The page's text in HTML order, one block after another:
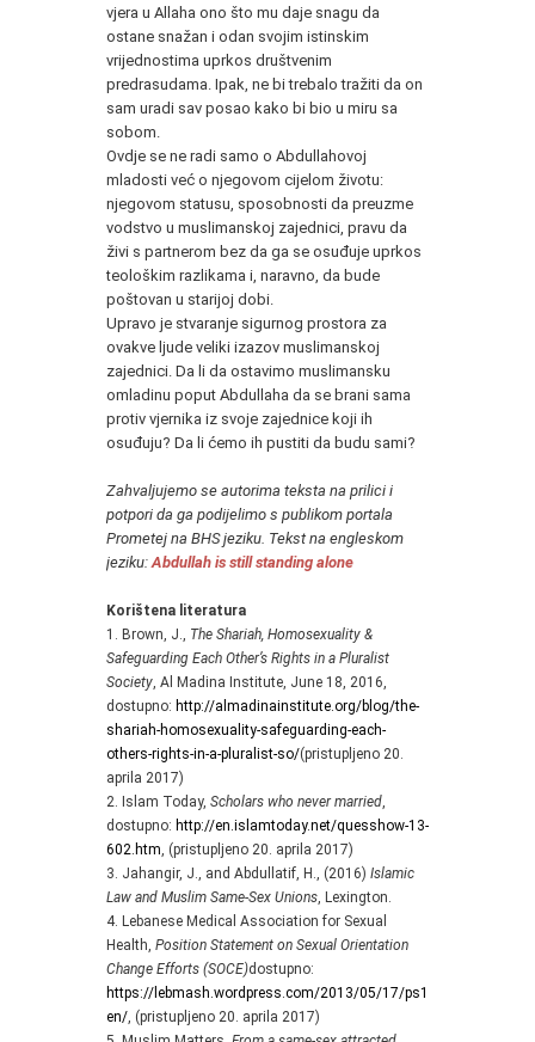
vjera u Allaha ono što mu daje snagu da
ostane snažan i odan svojim istinskim
vrijednostima uprkos društvenim
predrasudama. Ipak, ne bi trebalo tražiti da on
sam uradi sav posao kako bi bio u miru sa
sobom.
Ovdje se ne radi samo o Abdullahovoj
mladosti već o njegovom cijelom životu:
njegovom statusu, sposobnosti da preuzme
vodstvo u muslimanskoj zajednici, pravu da
živi s partnerom bez da ga se osuđuje uprkos
teološkim razlikama i, naravno, da bude
poštovan u starijoj dobi.
Upravo je stvaranje sigurnog prostora za
ovakve ljude veliki izazov muslimanskoj
zajednici. Da li da ostavimo muslimansku
omladinu poput Abdullaha da se brani sama
protiv vjernika iz svoje zajednice koji ih
osuđuju? Da li ćemo ih pustiti da budu sami?
Zahvaljujemo se autorima teksta na prilici i
potpori da ga podijelimo s publikom portala
Prometej na BHS jeziku. Tekst na engleskom
jeziku: Abdullah is still standing alone
Korištena literatura
1. Brown, J., The Shariah, Homosexuality &
Safeguarding Each Other’s Rights in a Pluralist
Society , Al Madina Institute, June 18, 2016,
dostupno: http://almadinainstitute.org/blog/the-
shariah-homosexuality-safeguarding-each-
others-rights-in-a-pluralist-so/(pristupljeno 20.
aprila 2017)
2. Islam Today, Scholars who never married
dostupno: http://en.islamtoday.net/quesshow-13-
602.htm , (pristupljeno 20. aprila 2017)
3. Jahangir, J., and Abdullatif, H., (2016) Islamic
Law and Muslim Same-Sex Unions , Lexington.
4. Lebanese Medical Association for Sexual
Health, Position Statement on Sexual Orientation
Change Efforts (SOCE)dostupno:
https://lebmash.wordpress.com/2013/05/17/ps1-
en/ , (pristupljeno 20. aprila 2017)